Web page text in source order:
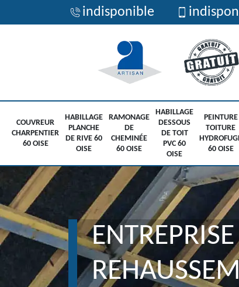
indisponible
COUVREUR
CHARPENTIER
60 OISE
HABILLAGE
PLANCHE
DE RIVE 60
OISE
RAMONAGE
DE
CHEMINÉE
60 OISE
HABILLAGE
DESSOUS
DE TOIT
PVC 60
OISE
PEINTURE
TOITURE
60 OISE